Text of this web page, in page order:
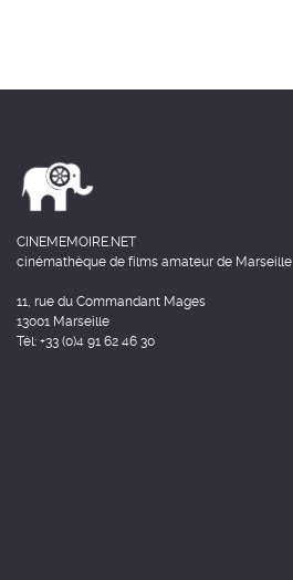
CINEMEMOIRE.NET
cinémathèque de films amateur de Marseille
11, rue du Commandant Mages
13001 Marseille
Tél: +33 (0)4 91 62 46 30